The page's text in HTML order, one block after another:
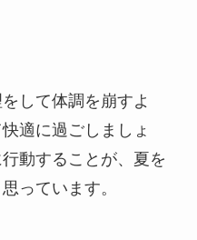
して体調を崩すよ
適に過ごしましょ
動することが、夏を
っています。